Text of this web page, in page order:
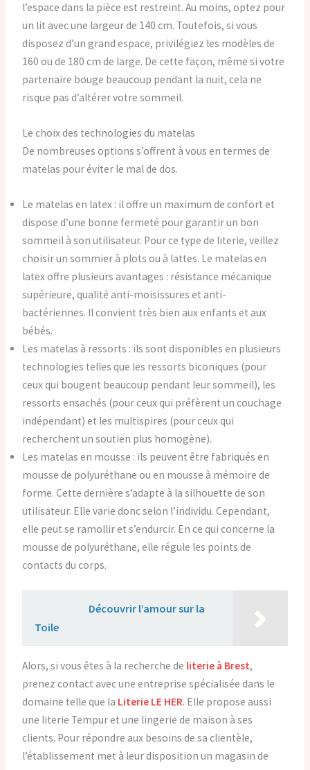
l’espace dans la pièce est restreint. Au moins, optez pour
un lit avec une largeur de 140 cm. Toutefois, si vous
disposez d’un grand espace, privilégiez les modèles de
160 ou de 180 cm de large. De cette façon, même si votre
partenaire bouge beaucoup pendant la nuit, cela ne
risque pas d’altérer votre sommeil.
Le choix des technologies du matelas
De nombreuses options s’offrent à vous en termes de
matelas pour éviter le mal de dos.
Le matelas en latex : il offre un maximum de confort et
dispose d’une bonne fermeté pour garantir un bon
sommeil à son utilisateur. Pour ce type de literie, veillez
choisir un sommier à plots ou à lattes. Le matelas en
latex offre plusieurs avantages : résistance mécanique
supérieure, qualité anti-moisissures et anti-
bactériennes. Il convient très bien aux enfants et aux
bébés.
Les matelas à ressorts : ils sont disponibles en plusieurs
technologies telles que les ressorts biconiques (pour
ceux qui bougent beaucoup pendant leur sommeil), les
ressorts ensachés (pour ceux qui préfèrent un couchage
indépendant) et les multispires (pour ceux qui
recherchent un soutien plus homogène).
Les matelas en mousse : ils peuvent être fabriqués en
mousse de polyuréthane ou en mousse à mémoire de
forme. Cette dernière s’adapte à la silhouette de son
utilisateur. Elle varie donc selon l’individu. Cependant,
elle peut se ramollir et s’endurcir. En ce qui concerne la
mousse de polyuréthane, elle régule les points de
contacts du corps.
Découvrir l’amour sur la
Toile
Alors, si vous êtes à la recherche de literie à Brest,
prenez contact avec une entreprise spécialisée dans le
domaine telle que la Literie LE HER. Elle propose aussi
une literie Tempur et une lingerie de maison à ses
clients. Pour répondre aux besoins de sa clientèle,
l’établissement met à leur disposition un magasin de